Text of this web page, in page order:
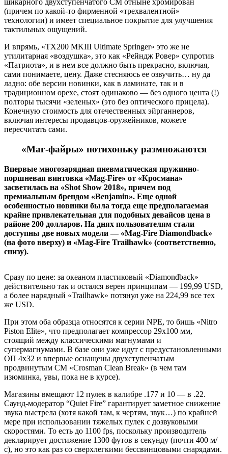
шикарного двухступенчатого СМ отныне хромирован
(причем по какой-то фирменной «трехвалентной»
технологии) и имеет специальное покрытие для улучшения
тактильных ощущений.
И впрямь, «TX200 MKIII Ultimate Springer» это же не
утилитарная «воздушка», это как «Рейндж Ровер» супротив
«Патриота», и в нем все должно быть прекрасно, включая,
сами понимаете, цену. Даже стесняюсь ее озвучить… ну да
ладно: обе версии новинки, как в ламинате, так и в
традиционном орехе, стоят одинаково — без одного цента (!)
полторы тысячи «зеленых» (это без оптического прицела).
Конечную стоимость для отечественных эйрганнеров,
включая интересы продавцов-оружейников, можете
пересчитать сами.
«Маг-файры» потихоньку размножаются
Впервые многозарядная пневматическая пружинно-
поршневая винтовка «Mag-Fire» от «Кросмана»
засветилась на «Shot Show 2018», причем под
премиальным брендом «Benjamin». Еще одной
особенностью новинки была тогда еще предполагаемая
крайне привлекательная для подобных девайсов цена в
районе 200 долларов. На днях пользователям стали
доступны две новых модели — «Mag-Fire Diamondback»
(на фото вверху) и «Mag-Fire Trailhawk» (соответственно,
снизу).
Сразу по цене: за океаном пластиковый «Diamondback»
действительно так и остался верен принципам — 199,99 USD,
а более нарядный «Trailhawk» потянул уже на 224,99 все тех
же USD.
При этом оба образца относятся к серии NPE, то бишь «Nitro
Piston Elite», что предполагает компрессор 29х100 мм,
стоящий между классическими магнумами и
супермагнумами. В базе они уже идут с предустановленными
ОП 4х32 и впервые оснащены двухступенчатым
продвинутым СМ «Crosman Clean Break» (в чем там
изюминка, увы, пока не в курсе).
Магазины вмещают 12 пулек в калибре .177 и 10 — в .22.
Саунд-модератор “Quiet Fire” гарантирует заметное снижение
звука выстрела (хотя какой там, к чертям, звук…) по крайней
мере при использовании тяжелых пулек с дозвуковыми
скоростями. То есть до 1100 fps, поскольку производитель
декларирует достижение 1300 футов в секунду (почти 400 м/
с), но это как раз со сверхлегкими бессвинцовыми снарядами.